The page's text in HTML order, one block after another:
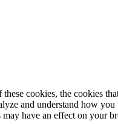
cookies, the cookies
and understand how
have an effect on your